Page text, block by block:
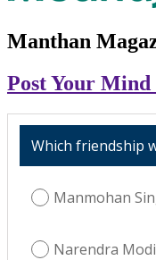
Manthan
Post Your
Which friendship
Manmohan
Narendra